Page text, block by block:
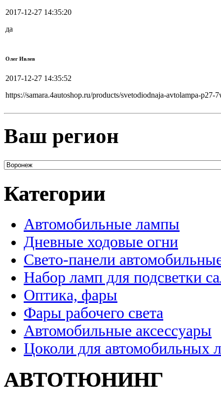
2017-12-27 14:35:20
да
Олег Ивлев
2017-12-27 14:35:52
https://samara.4autoshop.ru/products/svetodiodnaja-avtolampa-
Ваш регион
Категории
Автомобильные лампы
Дневные ходовые огни
Свето-панели
Набор ламп для подсветки
Оптика, фары
Фары рабочего света
Автомобильные аксессуары
Цоколи для автомобильных
АВТОТЮНИНГ